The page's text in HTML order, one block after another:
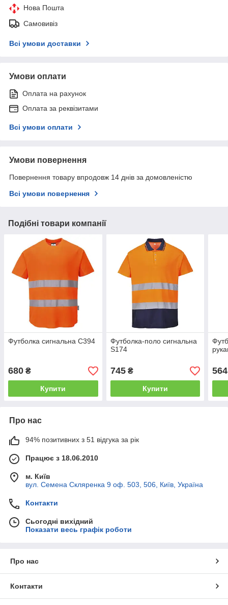
Нова Пошта
Самовивіз
Всі умови доставки
Умови оплати
Оплата на рахунок
Оплата за реквізитами
Всі умови оплати
Умови повернення
Повернення товару впродовж 14 днів за домовленістю
Всі умови повернення
Подібні товари компанії
Футболка сигнальна C394
680 ₴
Купити
Футболка-поло сигнальна
S174
745₴
Купити
564
Про нас
94% позитивних з 51 відгука за рік
Працює з 18.06.2010
м. Київ
вул. Семена Скляренка 9 оф. 503, 506, Київ, Україна
Контакти
Сьогодні вихідний
Показати весь графік роботи
Про нас
Контакти